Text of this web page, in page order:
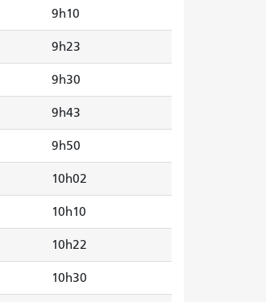
9h10
9h23
9h30
9h43
9h50
10h02
10h10
10h22
10h30